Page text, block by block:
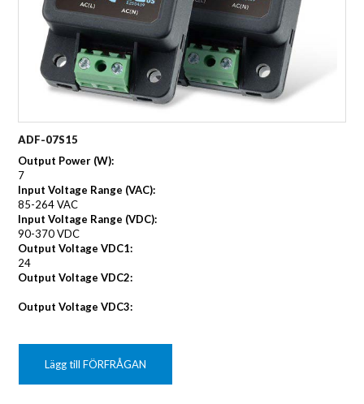
ADF-07S15
Output Power (W):
7
Input Voltage Range (VAC):
85-264 VAC
Input Voltage Range (VDC):
90-370 VDC
Output Voltage VDC1:
24
Output Voltage VDC2:
Output Voltage VDC3:
Lägg till FÖRFRÅGAN